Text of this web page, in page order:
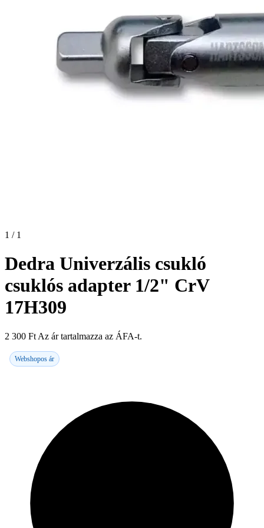
1 / 1
Dedra Univerzális csukló
csuklós adapter 1/2" CrV
17H309
2 300 Ft Az ár tartalmazza az ÁFA-t.
Webshopos ár